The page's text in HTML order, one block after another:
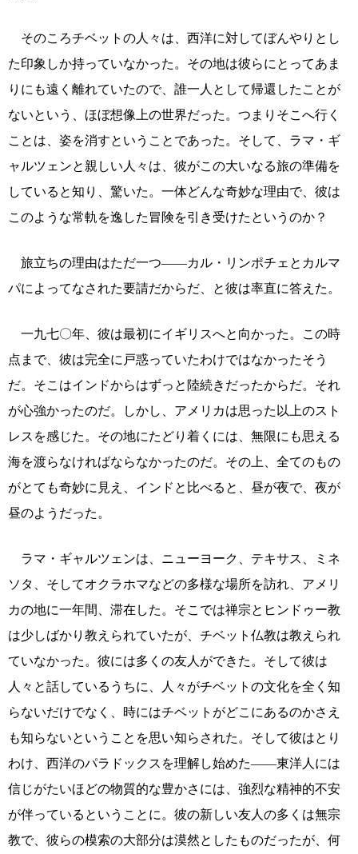
そのころチベットの人々は、西洋に対してぼんやりとし
た印象しか持っていなかった。その地は彼らにとってあま
りにも遠く離れていたので、誰一人として帰還したことが
ないという、ほぼ想像上の世界だった。つまりそこへ行く
ことは、姿を消すということであった。そして、ラマ・ギ
ャルツェンと親しい人々は、彼がこの大いなる旅の準備を
していると知り、驚いた。一体どんな奇妙な理由で、彼は
このような常軌を逸した冒険を引き受けたというのか？
旅立ちの理由はただ一つ――カル・リンポチェとカルマ
パによってなされた要請だからだ、と彼は率直に答えた。
一九七〇年、彼は最初にイギリスへと向かった。この時
点まで、彼は完全に戸惑っていたわけではなかったそう
だ。そこはインドからはずっと陸続きだったからだ。それ
が心強かったのだ。しかし、アメリカは思った以上のスト
レスを感じた。その地にたどり着くには、無限にも思える
海を渡らなければならなかったのだ。その上、全てのもの
がとても奇妙に見え、インドと比べると、昼が夜で、夜が
昼のようだった。
ラマ・ギャルツェンは、ニューヨーク、テキサス、ミネ
ソタ、そしてオクラホマなどの多様な場所を訪れ、アメリ
カの地に一年間、滞在した。そこでは禅宗とヒンドゥー教
は少しばかり教えられていたが、チベット仏教は教えられ
ていなかった。彼には多くの友人ができた。そして彼は
人々と話しているうちに、人々がチベットの文化を全く知
らないだけでなく、時にはチベットがどこにあるのかさえ
も知らないということを思い知らされた。そして彼はとり
わけ、西洋のパラドックスを理解し始めた――東洋人には
信じがたいほどの物質的な豊かさには、強烈な精神的不安
が伴っているということに。彼の新しい友人の多くは無宗
教で、彼らの模索の大部分は漠然としたものだったが、何